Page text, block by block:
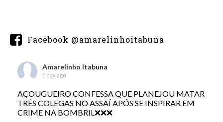
Facebook @amarelinhoitabuna
Amarelinho Itabuna
1 day ago
AÇOUGUEIRO CONFESSA QUE PLANEJOU MATAR
TRÊS COLEGAS NO ASSAÍ APÓS SE INSPIRAR EM
CRIME NA BOMBRIL❌❌❌